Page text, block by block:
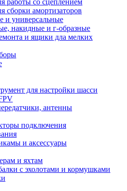
работы со сцеплением
сборки амортизаторов
и универсальные
накидные и г-образные
и ящики дла мелких
для настройки шасси
антенны
подключения
и аксессуары
и яхтам
с эхолотами и кормушками